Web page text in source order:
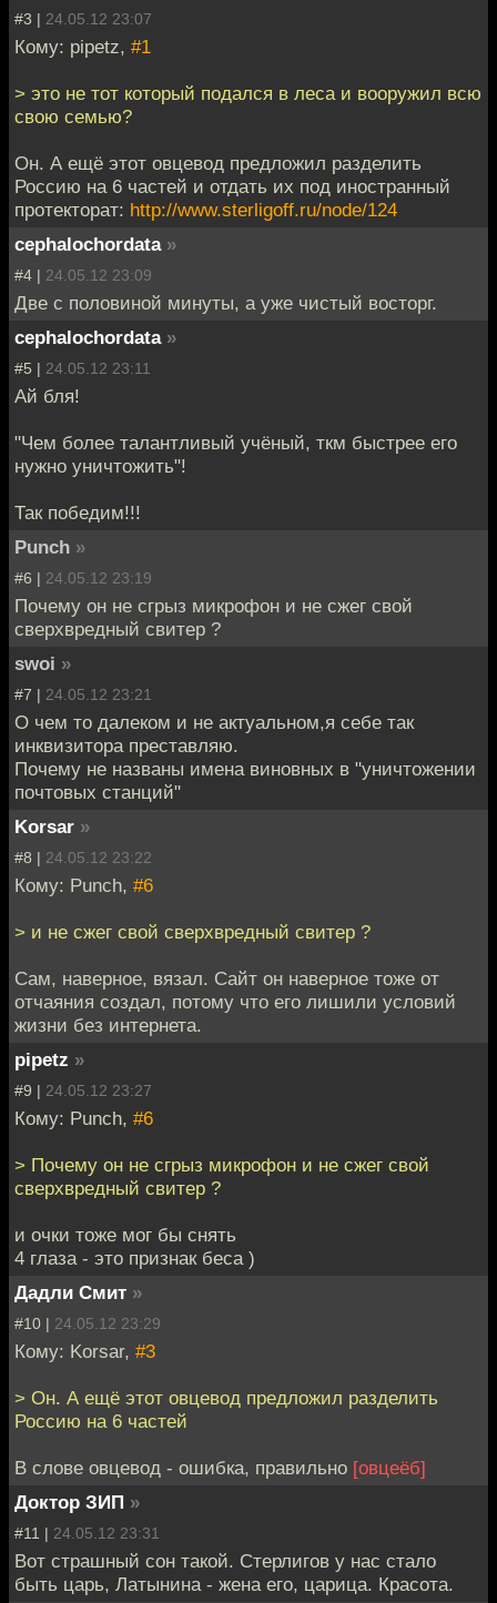
#3 | 24.05.12 23:07
Кому: pipetz, #1
> это не тот который подался в леса и вооружил всю
свою семью?
Он. А ещё этот овцевод предложил разделить
Россию на 6 частей и отдать их под иностранный
протекторат: http://www.sterligoff.ru/node/124
cephalochordata »
#4 | 24.05.12 23:09
Две с половиной минуты, а уже чистый восторг.
cephalochordata »
#5 | 24.05.12 23:11
Ай бля!
"Чем более талантливый учёный, ткм быстрее его
нужно уничтожить"!
Так победим!!!
Punch »
#6 | 24.05.12 23:19
Почему он не сгрыз микрофон и не сжег свой
сверхвредный свитер ?
swoi »
#7 | 24.05.12 23:21
О чем то далеком и не актуальном,я себе так
инквизитора преставляю.
Почему не названы имена виновных в "уничтожении
почтовых станций"
Korsar »
#8 | 24.05.12 23:22
Кому: Punch, #6
> и не сжег свой сверхвредный свитер ?
Сам, наверное, вязал. Сайт он наверное тоже от
отчаяния создал, потому что его лишили условий
жизни без интернета.
pipetz »
#9 | 24.05.12 23:27
Кому: Punch, #6
> Почему он не сгрыз микрофон и не сжег свой
сверхвредный свитер ?
и очки тоже мог бы снять
4 глаза - это признак беса )
Дадли Смит »
#10 | 24.05.12 23:29
Кому: Korsar, #3
> Он. А ещё этот овцевод предложил разделить
Россию на 6 частей
В слове овцевод - ошибка, правильно [овцеёб]
Доктор ЗИП »
#11 | 24.05.12 23:31
Вот страшный сон такой. Стерлигов у нас стало
быть царь, Латынина - жена его, царица. Красота.